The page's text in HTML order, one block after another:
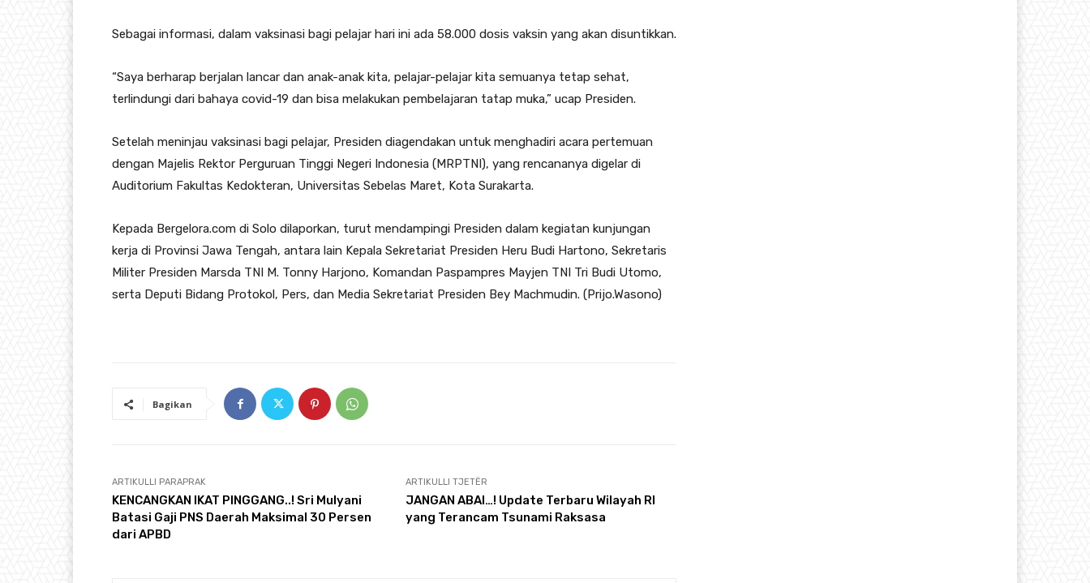
Sebagai informasi, dalam vaksinasi bagi pelajar hari ini ada 58.000 dosis vaksin yang akan disuntikkan.
“Saya berharap berjalan lancar dan anak-anak kita, pelajar-pelajar kita semuanya tetap sehat,
terlindungi dari bahaya covid-19 dan bisa melakukan pembelajaran tatap muka,” ucap Presiden.
Setelah meninjau vaksinasi bagi pelajar, Presiden diagendakan untuk menghadiri acara pertemuan
dengan Majelis Rektor Perguruan Tinggi Negeri Indonesia (MRPTNI), yang rencananya digelar di
Auditorium Fakultas Kedokteran, Universitas Sebelas Maret, Kota Surakarta.
Kepada Bergelora.com di Solo dilaporkan, turut mendampingi Presiden dalam kegiatan kunjungan
kerja di Provinsi Jawa Tengah, antara lain Kepala Sekretariat Presiden Heru Budi Hartono, Sekretaris
Militer Presiden Marsda TNI M. Tonny Harjono, Komandan Paspampres Mayjen TNI Tri Budi Utomo,
serta Deputi Bidang Protokol, Pers, dan Media Sekretariat Presiden Bey Machmudin. (Prijo.Wasono)
Bagikan
ARTIKULLI PARAPRAK
KENCANGKAN IKAT PINGGANG..! Sri Mulyani
Batasi Gaji PNS Daerah Maksimal 30 Persen
dari APBD
ARTIKULLI TJETËR
JANGAN ABAI…! Update Terbaru Wilayah RI
yang Terancam Tsunami Raksasa